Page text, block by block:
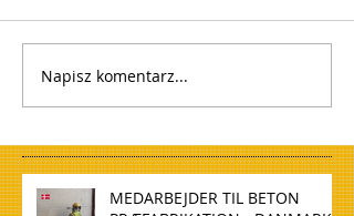
Napisz komentarz...
MEDARBEJDER TIL BETON